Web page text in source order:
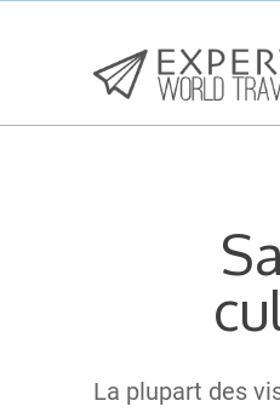
La plupart des